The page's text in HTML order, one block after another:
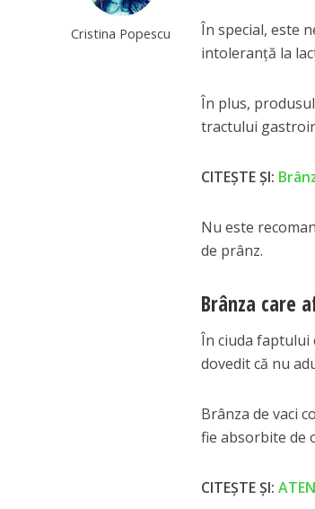
Cristina Popescu
În special, este
intoleranță la
În plus,
tractului
CITEȘTE ȘI:
Nu este
de prânz.
Brânza care
În ciuda faptului
dovedit că nu
Brânza de vaci
fie absorbite de
CITEȘTE ȘI: